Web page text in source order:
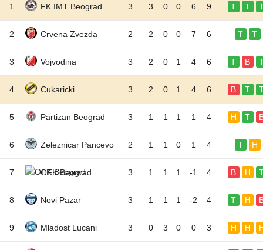
1 FK IMT Beograd 3 3 0 0 6 9 T T
2 Crvena Zvezda 2 2 0 0 7 6 T T
3 Vojvodina 3 2 0 1 4 6 T B
4 Cukaricki 3 2 0 1 4 6 B T
5 Partizan Beograd 3 1 1 1 1 4 H T
6 Zeleznicar Pancevo 2 1 1 0 1 4 T H
7 OFK Beograd 3 1 1 1 -1 4 B H
8 Novi Pazar 3 1 1 1 -2 4 T H
9 Mladost Lucani 3 0 3 0 0 3 H H